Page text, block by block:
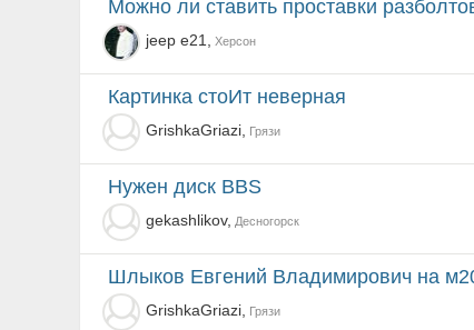
можно ли ставить проставки
jeep e21, Херсон
картинка стоИт неверная
GrishkaGriazi, Грязи
Нужен диск BBS
gekashlikov, Десногорск
Шлыков Евгений Владимирович на
GrishkaGriazi, Грязи